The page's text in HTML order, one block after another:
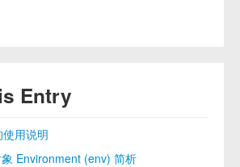
Entry
用说明
Environment (env) 简析